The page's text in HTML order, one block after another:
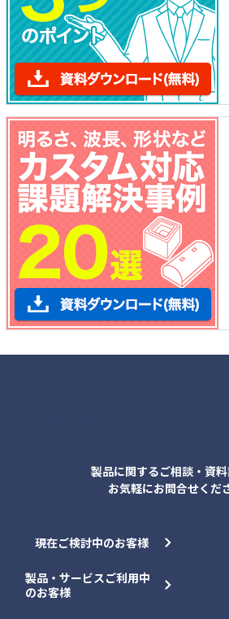
製品に関するご相談・資料
お気軽にお問合せくだ
現在ご検討中のお客様
製品・サービスご利用中
のお客様